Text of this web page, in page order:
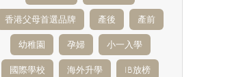
香港父母首選品牌 產後 產前
幼稚園 孕婦 小一入學
國際學校 海外升學 IB放榜